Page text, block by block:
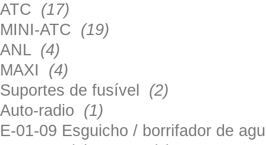
ATC (17)
MINI-ATC (19)
ANL (4)
MAXI (4)
Suportes de fusível (2)
Auto-radio (1)
E-01-09 Esguicho / borrifador de